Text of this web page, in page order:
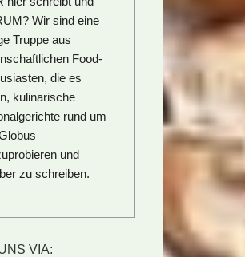
Wir sind eine
Truppe aus
Food-
die es
kulinarische
rund um
und
zu schreiben.
VIA: